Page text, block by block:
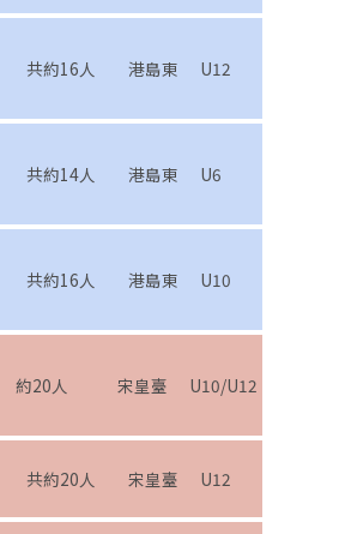
共約16人 港島東 U12
共約14人 港島東 U6
共約16人 港島東 U10
約20人 宋皇臺 U10/U12
共約20人 宋皇臺 U12